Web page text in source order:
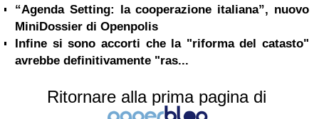
“Agenda Setting: la cooperazione italiana”, nuovo
MiniDossier di Openpolis
Infine si sono accorti che la "riforma del catasto"
avrebbe definitivamente "ras...
Ritornare alla prima pagina di